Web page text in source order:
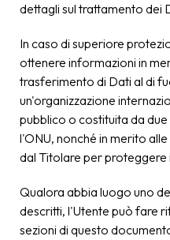
dettagli sul trattamento dei
In caso di superiore
ottenere informazioni in
trasferimento di Dati al di
un'organizzazione
pubblico o costituita da
l'ONU, nonché in merito
dal Titolare per proteggere
Qualora abbia luogo uno
descritti, l'Utente può fare
sezioni di questo